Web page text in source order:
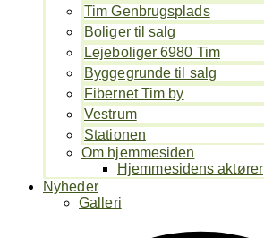
Tim Genbrugsplads
Boliger til salg
Lejeboliger 6980 Tim
Byggegrunde til salg
Fibernet Tim by
Vestrum
Stationen
Om hjemmesiden
Hjemmesidens aktører
Nyheder
Galleri